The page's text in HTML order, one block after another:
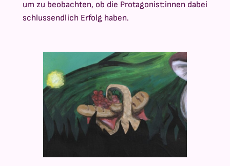
um zu beobachten, ob die Protagonist:innen dabei
schlussendlich Erfolg haben.